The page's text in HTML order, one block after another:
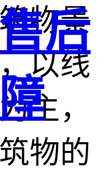
物景
以线
主，
物的
后